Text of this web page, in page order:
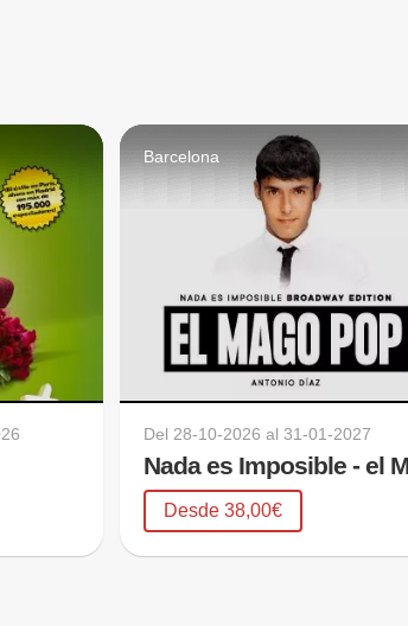
Barcelona
Del 28-10-2026 al31-01-2027
Desde 38,00€